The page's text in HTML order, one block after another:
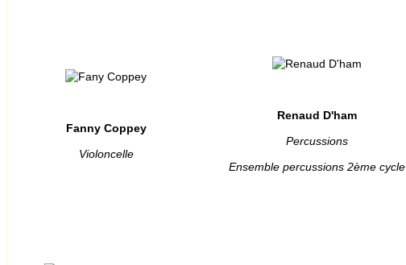
Fanny Coppey
Violoncelle
Renaud D'ham
Percussions
Ensemble percussions 2ème cycle